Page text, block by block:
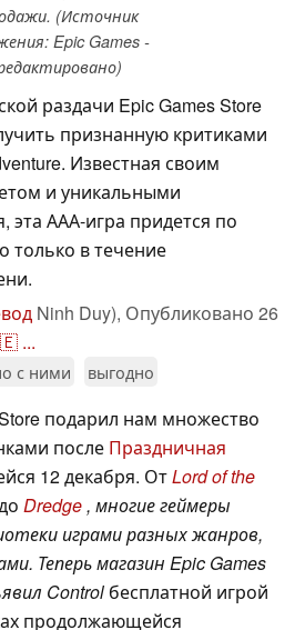
(Источник
Epic Games -
раздачи Epic Games Store
признанную критиками
Известная своим
и уникальными
эта ААА-игра придется по
только в течение
Ninh Duy), Опубликовано 26
...
с ними выгодно
подарил нам множество
после Праздничная
12 декабря. ОтLord of the
Dredge, многие геймеры
играми разных жанров,
Теперь магазин Epic Games
Control бесплатной игрой
продолжающейся